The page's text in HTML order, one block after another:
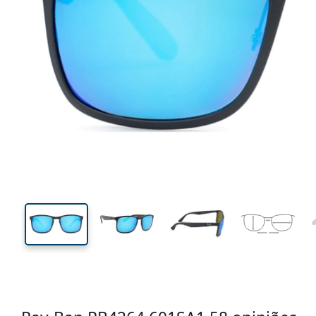
Calibre total dos óculos
44 mm
Comprimento do cristal Calibre do cristal